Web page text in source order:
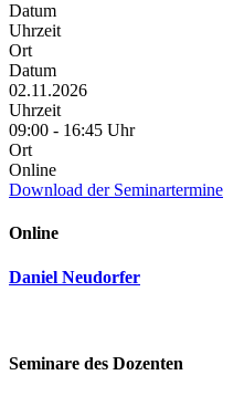
Datum
Uhrzeit
Ort
Datum
02.11.2026
Uhrzeit
09:00 - 16:45 Uhr
Ort
Online
Download der Seminartermine
Online
Daniel Neudorfer
Seminare des Dozenten